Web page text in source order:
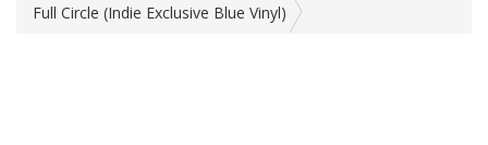
Full Circle (Indie Exclusive Blue Vinyl)